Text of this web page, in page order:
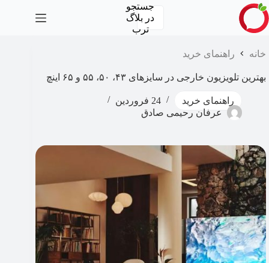
پرش
به
محتوا
جستجو
در بلاگ
ترب
خانه راهنمای خرید
بهترین تلویزیون خارجی در سایزهای ۴۳، ۵۰، ۵۵ و ۶۵ اینچ
راهنمای خرید
24 فروردین
عرفان رحیمی صادق